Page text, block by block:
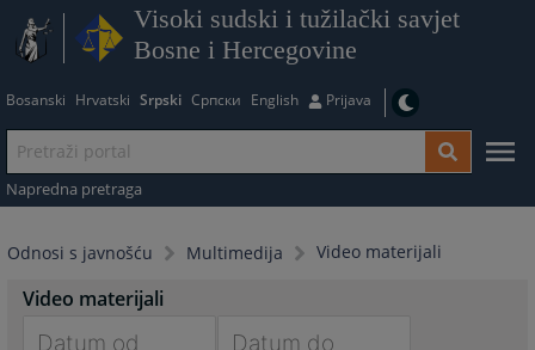
Visoki sudski i tužilački savjet
Bosne i Hercegovine
Bosanski Hrvatski Srpski Српски English Prijava
Napredna pretraga
Odnosi s javnošću Multimedija Video materijali
Video materijali